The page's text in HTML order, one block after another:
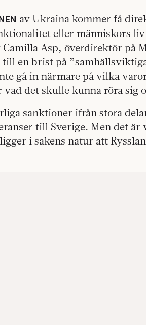
av Ukraina kommer få
eller människors liv
Camilla Asp, överdirektör på
en brist på
gå in närmare på vilka
det skulle kunna röra sig
sanktioner ifrån stora
till Sverige. Men det
i sakens natur att